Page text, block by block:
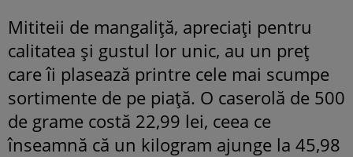
Mititeii de mangaliță, apreciați pentru
calitatea și gustul lor unic, au un preț
care îi plasează printre cele mai scumpe
sortimente de pe piață. O caserolă de 500
de grame costă 22,99 lei, ceea ce
înseamnă că un kilogram ajunge la 45,98